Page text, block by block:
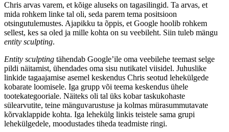
Chris arvas varem, et kõige aluseks on tagasilingid. Ta arvas, et
mida rohkem linke tal oli, seda parem tema positsioon
otsingutulemustes. Ajapikku ta õppis, et Google hoolib rohkem
sellest, kes sa oled ja mille kohta on su veebileht. Siin tuleb mängu
entity sculpting.
Entity sculpting tähendab Google’ile oma veebilehe teemast selge
pildi näitamist, ühendades oma sisu nutikatel viisidel. Juhuslike
linkide tagaajamise asemel keskendus Chris seotud lehekülgede
kobarate loomisele. Iga grupp või teema keskendus ühele
tootekategooriale. Näiteks oli tal üks kobar taskukohaste
sülearvutite, teine mänguvarustuse ja kolmas mürasummutavate
kõrvaklappide kohta. Iga lehekülg linkis teistele sama grupi
lehekülgedele, moodustades tiheda teadmiste ringi.